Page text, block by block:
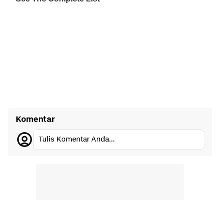
Komentar
Tulis Komentar Anda...